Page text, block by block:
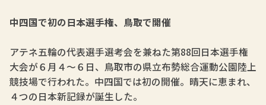
中四国で初の日本選手権、鳥取で開催
アテネ五輪の代表選手選考会を兼ねた第88回日本選手権
大会が６月４～６日、鳥取市の県立布勢総合運動公園陸上
競技場で行われた。中四国では初の開催。晴天に恵まれ、
４つの日本新記録が誕生した。